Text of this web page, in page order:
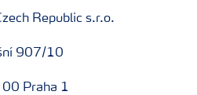
Republic s.r.o.
907/10
Praha 1